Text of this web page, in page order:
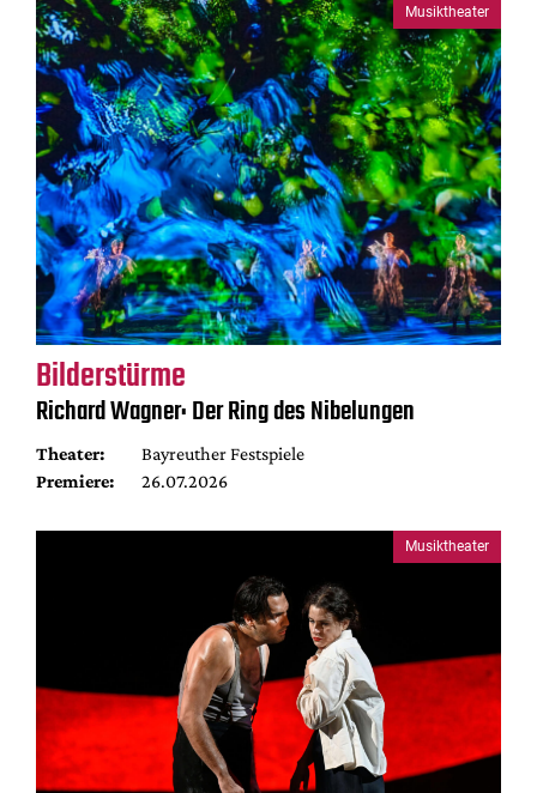
Musiktheater
Bilderstürme
Richard Wagner: Der Ring des Nibelungen
Theater:
Bayreuther Festspiele
Premiere:
26.07.2026
Musiktheater